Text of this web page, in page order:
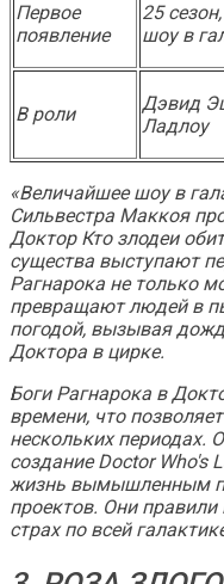
Первое
появление
25
шоу в
В роли
Дэвид
Ладлоу
«Величайшее шоу в
Сильвестра Маккоя
Доктор Кто злодеи
существа выступают
Рагнарока не только
превращают людей в
погодой, вызывая
Доктора в цирке.
Боги Рагнарока в
времени, что
нескольких периодах.
созданиеDoctor Who's
жизнь вымышленным
проектов. Они
страх по всей